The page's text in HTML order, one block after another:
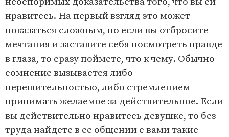
нравитесь. На первый взгляд это может
показаться сложным, но если вы отбросите
мечтания и заставите себя посмотреть правде
в глаза, то сразу поймете, что к чему. Обычно
сомнение вызывается либо
нерешительностью, либо стремлением
принимать желаемое за действительное. Если
вы действительно нравитесь девушке, то без
труда найдете в ее общении с вами такие